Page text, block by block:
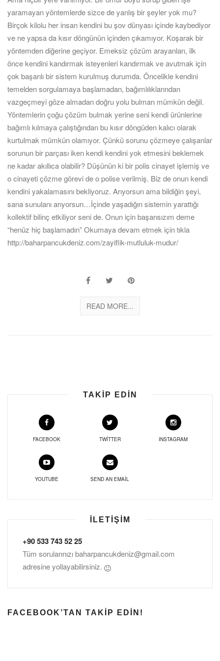
yaramayan yöntemlerde sizce de yanlış bir şeyler yok mu?
Birçok kilolu her insan kendini bu şov dünyası içinde kaybediyor
ve ne yapsa da kısır döngünün içinden çıkamıyor. Koşarak bir
yöntemden diğerine geçiyor. Emeksiz çözüm arayanları, ilk
önce kendini kandırmak isteyenleri kandırmak ve avutmak için
çok başarılı bir sistem kurulmuş durumda. Öncelikle kendini
temelden sorgulamaya başlamadan, bağımlılıklarından
vazgeçmeyi göze almadan doğru yolu bulman mümkün değil.
Yöntemlerin çoğu çözüm bulmak yerine seni kendi ürünlerine
bağımlı kılmaya çalıştığından bu kısır döngüden kalıcı olarak
kurtulmak mümkün olamıyor. Çünkü sorunu çözmeye çalışanlar
sorunun bir parçası iken kendi kendini yok etmesini beklemek
ne kadar akıllıca olabilir? Düşünün ki bir polis cinayet işlemiş ve
o cinayeti çözme görevi de o polise verilmiş. Biz de onun kendi
kendini yakalamasını bekliyoruz. Arıyorsun ama bildiğin şeyi,
sana sunulanı arıyorsun…İçinde yaşadığın sistemin yarattığı
kollektif bilinç etkiliyor seni de. Onun için başarısızım deme
“henüz hiç başlamadın” Okumaya devam etmek için tıkla
http://baharpancukdeniz.com/zayiflik-mutluluk-mudur/
READ MORE...
TAKIP EDIN
FACEBOOK TWITTER INSTAGRAM
YOUTUBE SEND AN EMAIL
İLETIŞIM
+90 533 743 52 25
Tüm sorularınızıbaharpancukdeniz@gmail.com
adresine yollayabilirsiniz.
FACEBOOK’TAN TAKIP EDIN!